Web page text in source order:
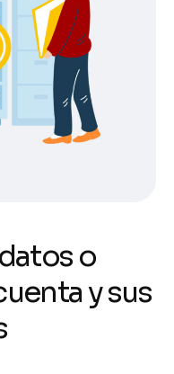
datos o
uenta ysus